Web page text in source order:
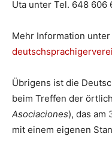
Uta unter Tel. 648 606
Mehr Information unter
Übrigens ist die
beim Treffen der
Asociaciones), das am
mit einem eigenen